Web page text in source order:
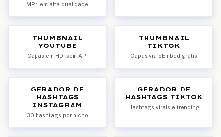
MP4 em alta qualidade
THUMBNAIL
YOUTUBE
Capas em HD, sem API
THUMBNAIL
TIKTOK
Capas via oEmbed grátis
GERADOR DE
HASHTAGS
INSTAGRAM
30 hashtags por nicho
GERADOR DE
HASHTAGS TIKTOK
Hashtags virais e trending